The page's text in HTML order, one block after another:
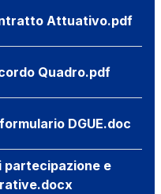
Attuativo.pdf
Quadro.pdf
DGUE.doc
partecipazione e